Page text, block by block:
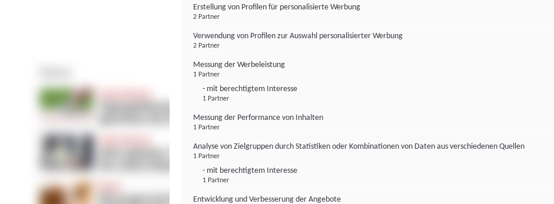
Erstellung von Profilen für personalisierte Werbung
2 Partner
Verwendung von Profilen zur Auswahl personalisierter Werbung
2 Partner
Messung der Werbeleistung
1 Partner
- mit berechtigtem Interesse
1 Partner
Messung der Performance von Inhalten
1 Partner
Analyse von Zielgruppen durch Statistiken oder Kombinationen von Daten aus verschiedenen Quellen
1 Partner
- mit berechtigtem Interesse
1 Partner
Entwicklung und Verbesserung der Angebote